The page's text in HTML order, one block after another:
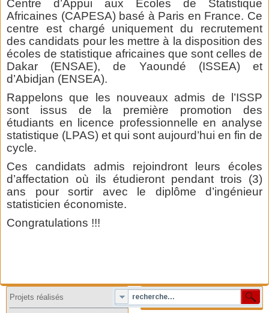
Centre d’Appui aux Ecoles de Statistique
Africaines (CAPESA) basé à Paris en France. Ce
centre est chargé uniquement du recrutement
des candidats pour les mettre à la disposition des
écoles de statistique africaines que sont celles de
Dakar (ENSAE), de Yaoundé (ISSEA) et
d’Abidjan (ENSEA).
Rappelons que les nouveaux admis de l’ISSP
sont issus de la première promotion des
étudiants en licence professionnelle en analyse
statistique (LPAS) et qui sont aujourd’hui en fin de
cycle.
Ces candidats admis rejoindront leurs écoles
d’affectation où ils étudieront pendant trois (3)
ans pour sortir avec le diplôme d’ingénieur
statisticien économiste.
Congratulations !!!
Projets réalisés